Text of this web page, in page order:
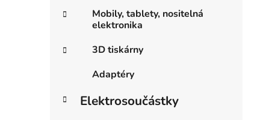
Mobily, tablety, nositelná
elektronika
3D tiskárny
Adaptéry
Elektrosoučástky